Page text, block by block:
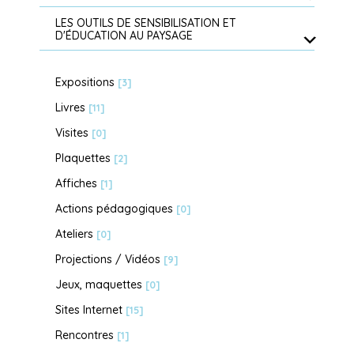
LES OUTILS DE SENSIBILISATION ET
D'ÉDUCATION AU PAYSAGE
Expositions [3]
Livres [11]
Visites [0]
Plaquettes [2]
Affiches [1]
Actions pédagogiques [0]
Ateliers [0]
Projections / Vidéos [9]
Jeux, maquettes [0]
Sites Internet [15]
Rencontres [1]